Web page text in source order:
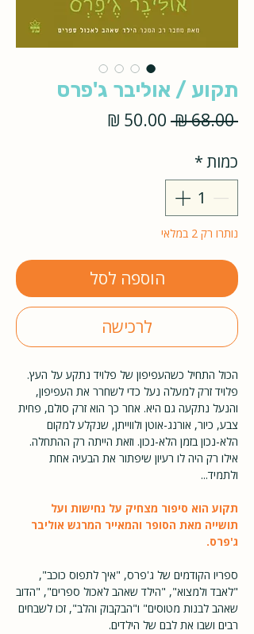
תקוע / אוליבר ג'פרס
‏68.00 ‏₪
מחיר
כמות*
נותרו רק 2 במלאי
הוספה לסל
לרכישה
הכול התחיל כשהעפיפון של פלויד נתקע על העץ.
פלויד זרק למעלה נעל כדי לשחרר את העפיפון,
והנעל נתקעה גם היא. אחר כך הוא זרק סולם, פחית
צבע, כיור, אורנג-אוטן ולווייתן, שנקלע למקום
הלא-נכון בזמן הלא-נכון. וזאת הייתה רק ההתחלה.
אילו רק היה לו רעיון שיפתור את הבעיה אחת
ולתמיד...
תקוע הוא סיפור מצחיק על נחישות ועל
תושייה מאת הסופר והמאייר המרגש אוליבר
ג'פרס.
ספריו הקודמים של ג'פרס, "איך לתפוס כוכב",
"לאבד ולמצוא", "הילד שאהב לאכול ספרים", "הדוב
שאהב לבנות מטוסים" ו"הבקבוק והלב", זכו לשבחים
רבים ושבו את לבם של הילדים.